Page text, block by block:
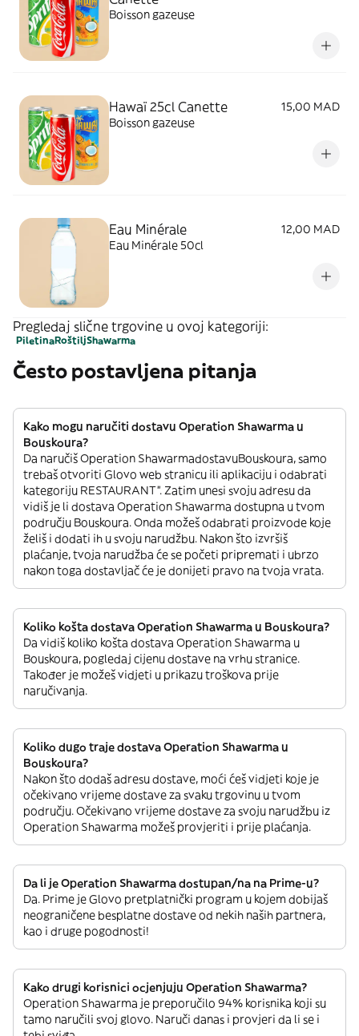
Boisson gazeuse
Hawaï 25cl Canette
15,00 MAD
Boisson gazeuse
Eau Minérale
12,00 MAD
Eau Minérale 50cl
Pregledaj slične trgovine u ovoj kategoriji:
PiletinaRoštiljShawarma
Često postavljena pitanja
Kako mogu naručiti dostavu Operation Shawarma u
Bouskoura?
Da naručiš Operation ShawarmadostavuBouskoura, samo
trebaš otvoriti Glovo web stranicu ili aplikaciju i odabrati
kategoriju RESTAURANT”. Zatim unesi svoju adresu da
vidiš je li dostava Operation Shawarma dostupna u tvom
području Bouskoura. Onda možeš odabrati proizvode koje
želiš i dodati ih u svoju narudžbu. Nakon što izvršiš
plaćanje, tvoja narudžba će se početi pripremati i ubrzo
nakon toga dostavljač će je donijeti pravo na tvoja vrata.
Koliko košta dostava Operation Shawarma u Bouskoura?
Da vidiš koliko košta dostava Operation Shawarma u
Bouskoura, pogledaj cijenu dostave na vrhu stranice.
Također je možeš vidjeti u prikazu troškova prije
naručivanja.
Koliko dugo traje dostava Operation Shawarma u
Bouskoura?
Nakon što dodaš adresu dostave, moći ćeš vidjeti koje je
očekivano vrijeme dostave za svaku trgovinu u tvom
području. Očekivano vrijeme dostave za svoju narudžbu iz
Operation Shawarma možeš provjeriti i prije plaćanja.
Da li je Operation Shawarma dostupan/na na Prime-u?
Da. Prime je Glovo pretplatnički program u kojem dobijaš
neograničene besplatne dostave od nekih naših partnera,
kao i druge pogodnosti!
Kako drugi korisnici ocjenjuju Operation Shawarma?
Operation Shawarma je preporučilo 94% korisnika koji su
tamo naručili svoj glovo. Naruči danas i provjeri da li se i